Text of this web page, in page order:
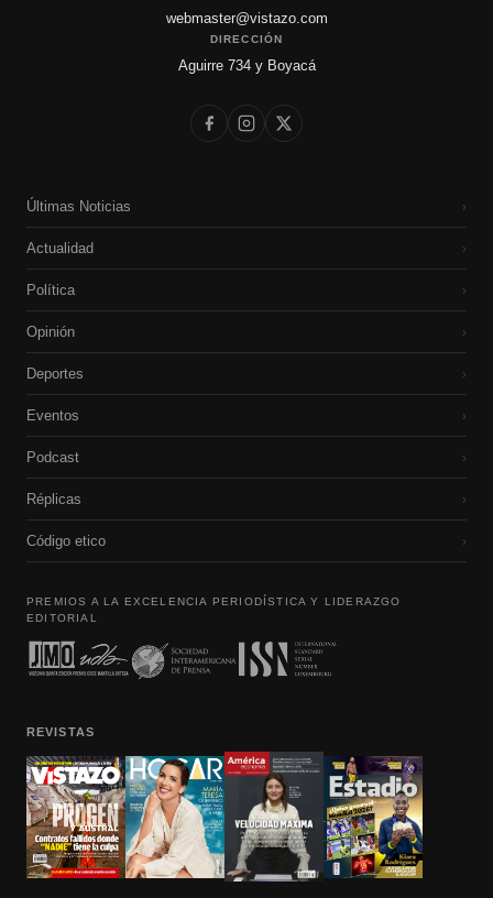
webmaster@vistazo.com
DIRECCIÓN
Aguirre 734 y Boyacá
Últimas Noticias ›
Actualidad ›
Política ›
Opinión ›
Deportes ›
Eventos ›
Podcast ›
Réplicas ›
Código etico ›
PREMIOS A LA EXCELENCIA PERIODÍSTICA Y LIDERAZGO
EDITORIAL
REVISTAS